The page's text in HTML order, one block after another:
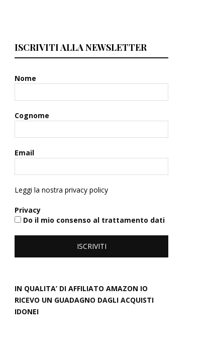
ISCRIVITI ALLA NEWSLETTER
Nome
Cognome
Email
Leggi la nostra privacy policy
Privacy
Do il mio consenso al trattamento dati
IN QUALITA’ DI AFFILIATO AMAZON IO
RICEVO UN GUADAGNO DAGLI ACQUISTI
IDONEI